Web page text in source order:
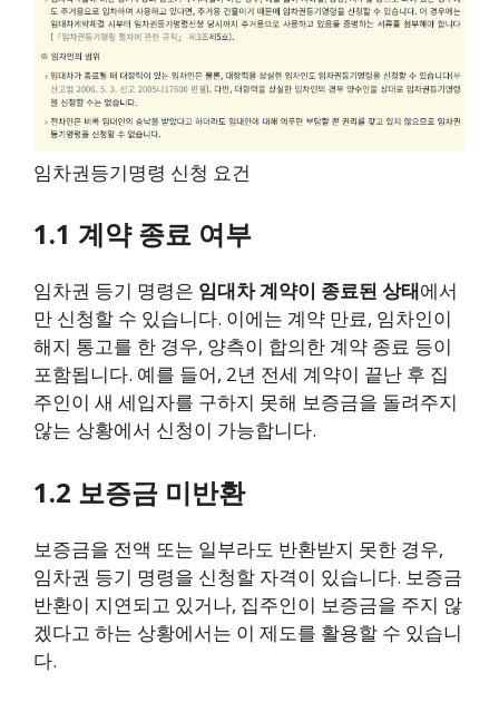
임차권등기명령 신청 요건
1.1 계약 종료 여부
임차권 등기 명령은 임대차 계약이 종료된 상태에서
만 신청할 수 있습니다. 이에는 계약 만료, 임차인이
해지 통고를 한 경우, 양측이 합의한 계약 종료 등이
포함됩니다. 예를 들어, 2년 전세 계약이 끝난 후 집
주인이 새 세입자를 구하지 못해 보증금을 돌려주지
않는 상황에서 신청이 가능합니다.
1.2 보증금 미반환
보증금을 전액 또는 일부라도 반환받지 못한 경우,
임차권 등기 명령을 신청할 자격이 있습니다. 보증금
반환이 지연되고 있거나, 집주인이 보증금을 주지 않
겠다고 하는 상황에서는 이 제도를 활용할 수 있습니
다.